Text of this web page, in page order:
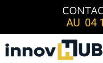
AU 04